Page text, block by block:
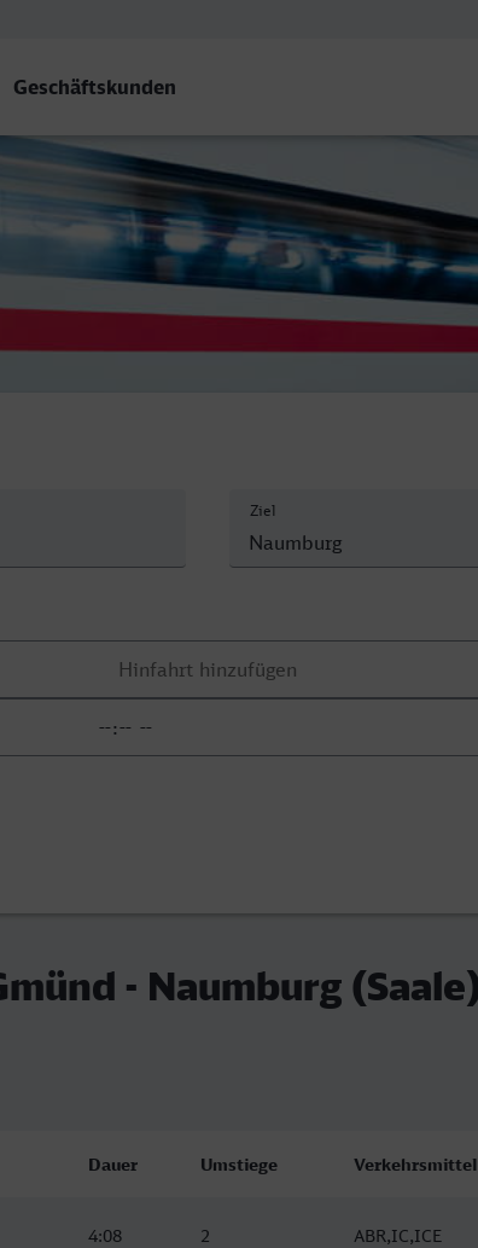
Geschäftskunden
(Saale) Hbf
Ziel
- Naumburg
Dauer Umstiege Verkehrsmittel
4:08 2 ABR,IC,ICE